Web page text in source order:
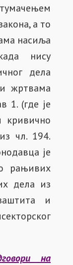
а то
насиља
нису
дела
жртвама
1. (где је
кривично
чл. 194.
је
рањивих
дела из
и
на